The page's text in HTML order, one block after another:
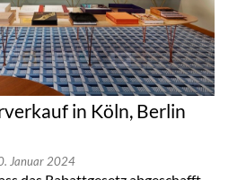
in Köln, Berlin
Januar 2024